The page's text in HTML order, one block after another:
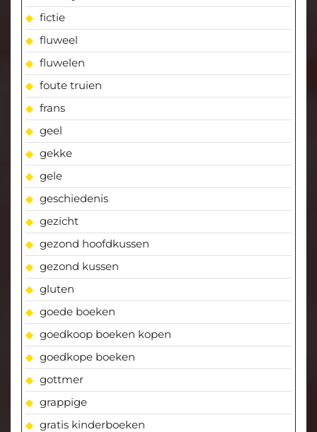
fictie
fluweel
fluwelen
foute truien
frans
geel
gekke
gele
geschiedenis
gezicht
gezond hoofdkussen
gezond kussen
gluten
goede boeken
goedkoop boeken kopen
goedkope boeken
gottmer
grappige
gratis kinderboeken